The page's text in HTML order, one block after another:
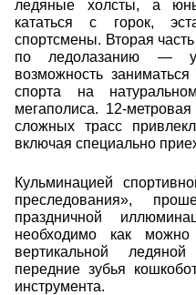
ледяные холсты, а
кататься с горок,
спортсмены. Вторая
по ледолазанию —
возможность
спорта на
мегаполиса. 12-
сложных трасс
включая специально
Кульминацией
преследования»,
праздничной
необходимо как
вертикальной
передние зубья
инструмента.